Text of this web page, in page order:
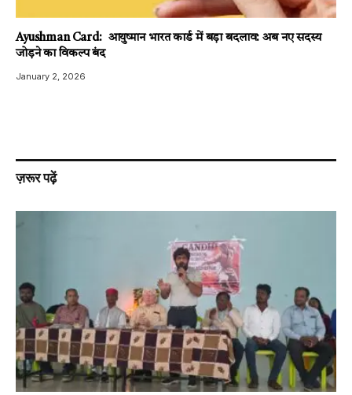
Ayushman Card: आयुष्मान भारत कार्ड में बड़ा बदलाव: अब नए सदस्य
जोड़ने का विकल्प बंद
January 2, 2026
ज़रूर पढ़ें